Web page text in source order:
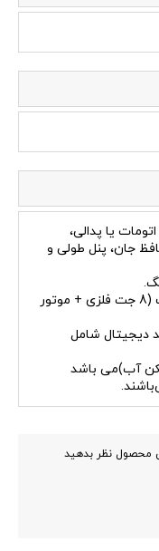
یا پدالی،
محافظ جان، پنل طولی و
تیپ 3: تمام موارد تیپ 2 + بلوئر از کف (8 جت فلزی + موتور
+ صفحه کلید دیجیتال شامل
محصول نظر بدهید